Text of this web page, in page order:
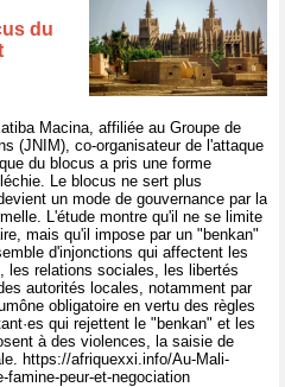
du
Macina, affiliée au Groupe de
(JNIM), co-organisateur de l'attaque
du blocus a pris une forme
Le blocus ne sert plus
un mode de gouvernance par la
L'étude montre qu'il ne se limite
mais qu'il impose par un "benkan"
d'injonctions qui affectent les
les relations sociales, les libertés
autorités locales, notamment par
obligatoire en vertu des règles
qui rejettent le "benkan" et les
à des violences, la saisie de
https://afriquexxi.info/Au-Mali-
famine-peur-et-negociation